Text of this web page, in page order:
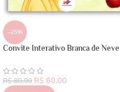
-25%
Convite Interativo Branca de Neve
R$80,00 R$ 60,00